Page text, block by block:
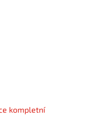
kompletní